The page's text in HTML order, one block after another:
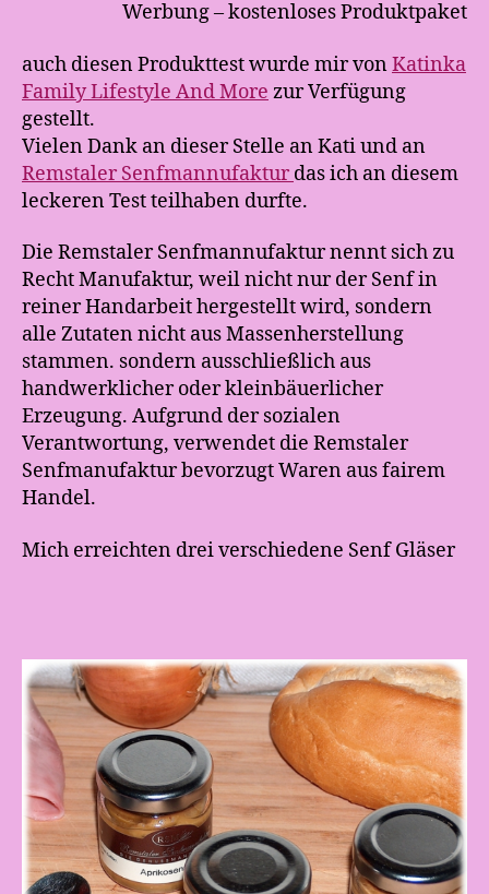
Werbung – kostenloses Produktpaket
auch diesen Produkttest wurde mir vonKatinka
Family Lifestyle And More zur Verfügung
gestellt.
Vielen Dank an dieser Stelle an Kati und an
Remstaler Senfmannufaktur das ich an diesem
leckeren Test teilhaben durfte.
Die Remstaler Senfmannufaktur nennt sich zu
Recht Manufaktur, weil nicht nur der Senf in
reiner Handarbeit hergestellt wird, sondern
alle Zutaten nicht aus Massenherstellung
stammen. sondern ausschließlich aus
handwerklicher oder kleinbäuerlicher
Erzeugung. Aufgrund der sozialen
Verantwortung, verwendet die Remstaler
Senfmanufaktur bevorzugt Waren aus fairem
Handel.
Mich erreichten drei verschiedene Senf Gläser